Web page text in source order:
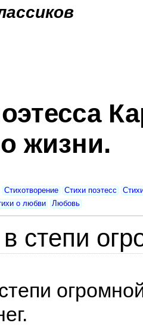
жизни.
Стихотворение Стихи поэтесс
о любви Любовь
степи